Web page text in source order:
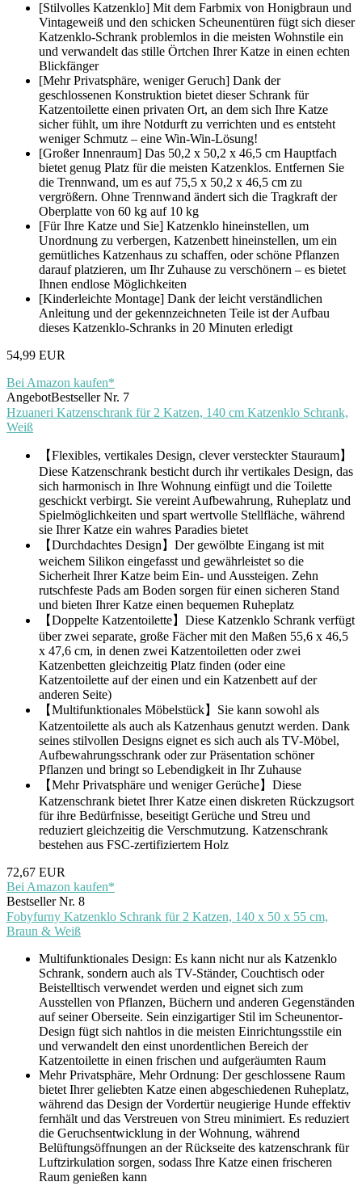
[Stilvolles Katzenklo] Mit dem Farbmix von Honigbraun und
Vintageweiß und den schicken Scheunentüren fügt sich dieser
Katzenklo-Schrank problemlos in die meisten Wohnstile ein
und verwandelt das stille Örtchen Ihrer Katze in einen echten
Blickfänger
[Mehr Privatsphäre, weniger Geruch] Dank der
geschlossenen Konstruktion bietet dieser Schrank für
Katzentoilette einen privaten Ort, an dem sich Ihre Katze
sicher fühlt, um ihre Notdurft zu verrichten und es entsteht
weniger Schmutz – eine Win-Win-Lösung!
[Großer Innenraum] Das 50,2 x 50,2 x 46,5 cm Hauptfach
bietet genug Platz für die meisten Katzenklos. Entfernen Sie
die Trennwand, um es auf 75,5 x 50,2 x 46,5 cm zu
vergrößern. Ohne Trennwand ändert sich die Tragkraft der
Oberplatte von 60 kg auf 10 kg
[Für Ihre Katze und Sie] Katzenklo hineinstellen, um
Unordnung zu verbergen, Katzenbett hineinstellen, um ein
gemütliches Katzenhaus zu schaffen, oder schöne Pflanzen
darauf platzieren, um Ihr Zuhause zu verschönern – es bietet
Ihnen endlose Möglichkeiten
[Kinderleichte Montage] Dank der leicht verständlichen
Anleitung und der gekennzeichneten Teile ist der Aufbau
dieses Katzenklo-Schranks in 20 Minuten erledigt
54,99 EUR
Bei Amazon kaufen*
AngebotBestseller Nr. 7
Hzuaneri Katzenschrank für 2 Katzen, 140 cm Katzenklo Schrank,
Weiß
【Flexibles, vertikales Design, clever versteckter Stauraum】
Diese Katzenschrank besticht durch ihr vertikales Design, das
sich harmonisch in Ihre Wohnung einfügt und die Toilette
geschickt verbirgt. Sie vereint Aufbewahrung, Ruheplatz und
Spielmöglichkeiten und spart wertvolle Stellfläche, während
sie Ihrer Katze ein wahres Paradies bietet
【Durchdachtes Design】Der gewölbte Eingang ist mit
weichem Silikon eingefasst und gewährleistet so die
Sicherheit Ihrer Katze beim Ein- und Aussteigen. Zehn
rutschfeste Pads am Boden sorgen für einen sicheren Stand
und bieten Ihrer Katze einen bequemen Ruheplatz
【Doppelte Katzentoilette】Diese Katzenklo Schrank verfügt
über zwei separate, große Fächer mit den Maßen 55,6 x 46,5
x 47,6 cm, in denen zwei Katzentoiletten oder zwei
Katzenbetten gleichzeitig Platz finden (oder eine
Katzentoilette auf der einen und ein Katzenbett auf der
anderen Seite)
【Multifunktionales Möbelstück】Sie kann sowohl als
Katzentoilette als auch als Katzenhaus genutzt werden. Dank
seines stilvollen Designs eignet es sich auch als TV-Möbel,
Aufbewahrungsschrank oder zur Präsentation schöner
Pflanzen und bringt so Lebendigkeit in Ihr Zuhause
【Mehr Privatsphäre und weniger Gerüche】Diese
Katzenschrank bietet Ihrer Katze einen diskreten Rückzugsort
für ihre Bedürfnisse, beseitigt Gerüche und Streu und
reduziert gleichzeitig die Verschmutzung. Katzenschrank
bestehen aus FSC-zertifiziertem Holz
72,67 EUR
Bei Amazon kaufen*
Bestseller Nr. 8
Fobyfurny Katzenklo Schrank für 2 Katzen, 140 x 50 x 55 cm,
Braun & Weiß
Multifunktionales Design: Es kann nicht nur als Katzenklo
Schrank, sondern auch als TV-Ständer, Couchtisch oder
Beistelltisch verwendet werden und eignet sich zum
Ausstellen von Pflanzen, Büchern und anderen Gegenständen
auf seiner Oberseite. Sein einzigartiger Stil im Scheunentor-
Design fügt sich nahtlos in die meisten Einrichtungsstile ein
und verwandelt den einst unordentlichen Bereich der
Katzentoilette in einen frischen und aufgeräumten Raum
Mehr Privatsphäre, Mehr Ordnung: Der geschlossene Raum
bietet Ihrer geliebten Katze einen abgeschiedenen Ruheplatz,
während das Design der Vordertür neugierige Hunde effektiv
fernhält und das Verstreuen von Streu minimiert. Es reduziert
die Geruchsentwicklung in der Wohnung, während
Belüftungsöffnungen an der Rückseite des katzenschrank für
Luftzirkulation sorgen, sodass Ihre Katze einen frischeren
Raum genießen kann